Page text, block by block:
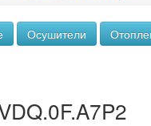
Осушители